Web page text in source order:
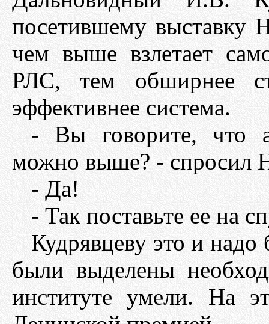
посетившему выставку
чем выше взлетает
РЛС, тем обширнее
эффективнее система.
- Вы говорите, что
можно выше? - спросил
- Да!
- Так поставьте ее на
Кудрявцеву это и надо
были выделены
институте умели. На